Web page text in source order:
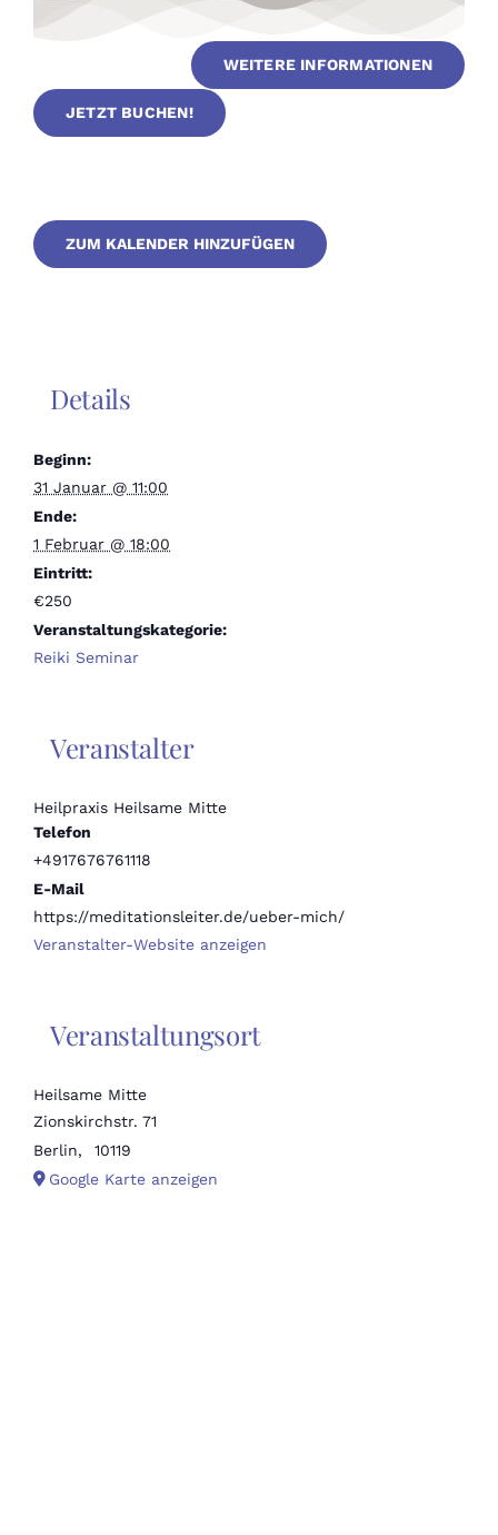
WEITERE INFORMATIONEN
JETZT BUCHEN!
ZUM KALENDER HINZUFÜGEN
Details
Beginn:
31 Januar @ 11:00
Ende:
1 Februar @ 18:00
Eintritt:
€250
Veranstaltungskategorie:
Reiki Seminar
Veranstalter
Heilpraxis Heilsame Mitte
Telefon
+4917676761118
E-Mail
https://meditationsleiter.de/ueber-mich/
Veranstalter-Website anzeigen
Veranstaltungsort
Heilsame Mitte
Zionskirchstr. 71
Berlin,
10119
Google Karte anzeigen